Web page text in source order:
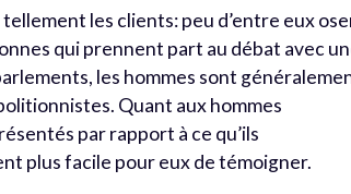
les clients: peu d’entre eux
qui prennent part au débat avec
les hommes sont
Quant aux hommes
par rapport à ce qu’ils
plus facile pour eux de témoigner.